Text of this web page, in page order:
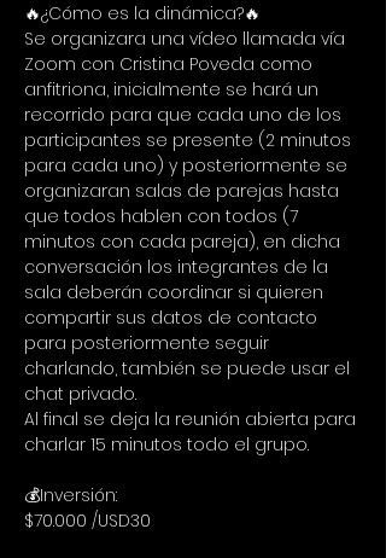
🔥¿Cómo es la dinámica?🔥
Se organizara una vídeo llamada vía
Zoom con Cristina Poveda como
anfitriona, inicialmente se hará un
recorrido para que cada uno de los
participantes se presente (2 minutos
para cada uno) y posteriormente se
organizaran salas de parejas hasta
que todos hablen con todos (7
minutos con cada pareja), en dicha
conversación los integrantes de la
sala deberán coordinar si quieren
compartir sus datos de contacto
para posteriormente seguir
charlando, también se puede usar el
chat privado.
Al final se deja la reunión abierta para
charlar 15 minutos todo el grupo.
💰Inversión:
$70.000 /USD30